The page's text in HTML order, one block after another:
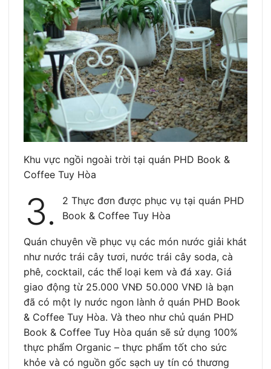
Khu vực ngồi ngoài trời tại quán PHD Book &
Coffee Tuy Hòa
3.
2 Thực đơn được phục vụ tại quán PHD
Book & Coffee Tuy Hòa
Quán chuyên về phục vụ các món nước giải khát
như nước trái cây tươi, nước trái cây soda, cà
phê, cocktail, các thể loại kem và đá xay. Giá
giao động từ 25.000 VNĐ 50.000 VNĐ là bạn
đã có một ly nước ngon lành ở quán PHD Book
& Coffee Tuy Hòa. Và theo như chủ quán PHD
Book & Coffee Tuy Hòa quán sẽ sử dụng 100%
thực phẩm Organic – thực phẩm tốt cho sức
khỏe và có nguồn gốc sạch uy tín có thương